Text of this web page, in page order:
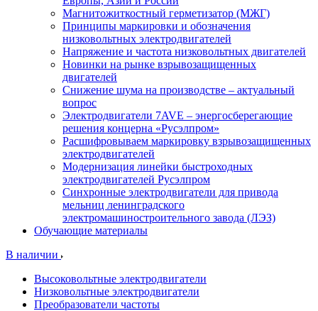
Магнитожиткостный герметизатор (МЖГ)
Принципы маркировки и обозначения
низковольтных электродвигателей
Напряжение и частота низковольтных двигателей
Новинки на рынке взрывозащищенных
двигателей
Снижение шума на производстве – актуальный
вопрос
Электродвигатели 7AVE – энергосберегающие
решения концерна «Русэлпром»
Расшифровываем маркировку взрывозащищенных
электродвигателей
Модернизация линейки быстроходных
электродвигателей Русэлпром
Синхронные электродвигатели для привода
мельниц ленинградского
электромашиностроительного завода (ЛЭЗ)
Обучающие материалы
В наличии
Высоковольтные электродвигатели
Низковольтные электродвигатели
Преобразователи частоты